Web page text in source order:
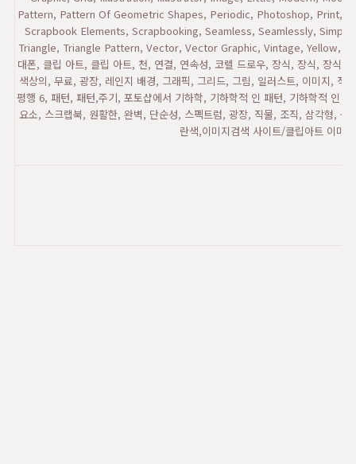
Pattern, Pattern Of Geometric Shapes, Periodic, Photoshop, Print,
Scrapbook Elements, Scrapbooking, Seamless, Seamlessly,
Triangle, Triangle Pattern, Vector, Vector Graphic, Vintage, Yellow, 추
대폰, 클립 아트, 클립 아트, 천, 연결, 연속성, 코렐 드로우, 장식, 장식, 장식,
색상의, 무료, 광장, 레인지 배경, 그래픽, 그리드, 그림, 일러스트, 이미지, 작
평행 6, 패턴, 패턴,주기, 포토샵에서 기하학, 기하학적 인 패턴, 기하학적 인
요소, 스크랩북, 원활한, 완벽, 단순성, 스펙트럼, 광장, 직물, 조직, 삼각형,
란색,이미지검색 사이트/클립아트 이미